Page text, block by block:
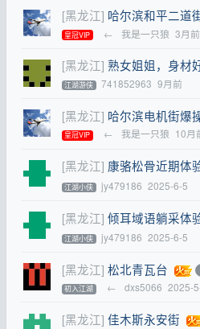
[黑龙江] 哈尔滨和平二道
皇冠VIP ← 我是一只狼 3月前
[黑龙江] 熟女姐姐，身材
江湖游侠 741852963 9月前
[黑龙江] 哈尔滨电机街爆
皇冠VIP ← 我是一只狼 10月
[黑龙江] 康骆松骨近期体
江湖小侠 jy479186 2025-6-5
[黑龙江] 倾耳域语躺采体
江湖小侠 jy479186 2025-6-5
[黑龙江] 松北青瓦台
初入江湖 ← dxs5066 2025-
[黑龙江] 佳木斯永安街